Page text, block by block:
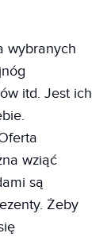
wybranych
itd. Jest ich
wziąć
są
Żeby